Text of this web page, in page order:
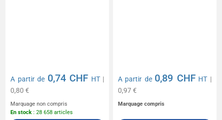
A partir de 0,74 CHF HT|
0,80 €
Marquage non compris
En stock : 28 658 articles
A partir de 0,89 CHF HT |
0,97 €
Marquage compris